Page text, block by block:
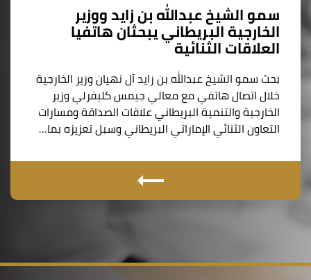
سمو الشيخ عبدالله بن زايد ووزير
الخارجية البريطاني يبحثان هاتفيا
العلاقات الثنائية
بحث سمو الشيخ عبدالله بن زايد آل نهيان وزير الخارجية
خلال اتصال هاتفي مع معالي جيمس كليفرلي وزير
الخارجية والتنمية البريطاني علاقات الصداقة ومسارات
التعاون الثنائي الإماراتي البريطاني وسبل تعزيزه بما…